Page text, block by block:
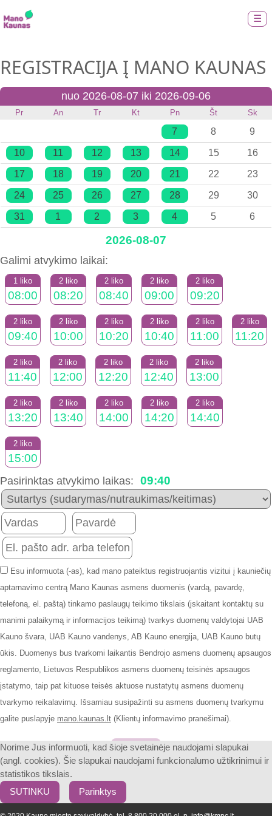
☰
REGISTRACIJA Į MANO KAUNAS
nuo 2026-08-07 iki 2026-09-06
Pr An Tr Kt Pn Št Sk
7 8 9
10 11 12 13 14 15 16
17 18 19 20 21 22 23
24 25 26 27 28 29 30
31 1 2 3 4 5 6
2026-08-07
Galimi atvykimo laikai:
1 liko
08:00
2 liko
08:20
2 liko
08:40
2 liko
09:00
2 liko
09:20
2 liko
09:40
2 liko
10:00
2 liko
10:20
2 liko
10:40
2 liko
11:00
2 liko
11:20
2 liko
11:40
2 liko
12:00
2 liko
12:20
2 liko
12:40
2 liko
13:00
2 liko
13:20
2 liko
13:40
2 liko
14:00
2 liko
14:20
2 liko
14:40
2 liko
15:00
Pasirinktas atvykimo laikas: 09:40
Esu informuota (-as), kad mano pateiktus registruojantis vizitui į kauniečių
aptarnavimo centrą Mano Kaunas asmens duomenis (vardą, pavardę,
telefoną, el. paštą) tinkamo paslaugų teikimo tikslais (įskaitant kontaktų su
manimi palaikymą ir informacijos teikimą) tvarkys duomenų valdytojai UAB
Kauno švara, UAB Kauno vandenys, AB Kauno energija, UAB Kauno butų
ūkis. Duomenys bus tvarkomi laikantis Bendrojo asmens duomenų apsaugos
reglamento, Lietuvos Respublikos asmens duomenų teisinės apsaugos
įstatymo, taip pat kituose teisės aktuose nustatytų asmens duomenų
tvarkymo reikalavimų. Išsamiau susipažinti su asmens duomenų tvarkymu
galite puslapyje mano.kaunas.lt (Klientų informavimo pranešimai).
Patvirtinti
Norime Jus informuoti, kad šioje svetainėje naudojami slapukai
(angl. cookies). Šie slapukai naudojami funkcionalumo užtikrinimui ir
statistikos tikslais.
SUTINKU
Parinktys